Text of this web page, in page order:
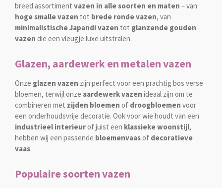
breed assortiment vazen in alle soorten en maten – van
hoge smalle vazen tot brede ronde vazen, van
minimalistische Japandi vazen tot glanzende gouden
vazen die een vleugje luxe uitstralen.
Glazen, aardewerk en metalen vazen
Onze glazen vazen zijn perfect voor een prachtig bos verse
bloemen, terwijl onze aardewerk vazen ideaal zijn om te
combineren met zijden bloemen of droogbloemen voor
een onderhoudsvrije decoratie. Ook voor wie houdt van een
industrieel interieurof juist een klassieke woonstijl,
hebben wij een passende bloemenvaasof decoratieve
vaas.
Populaire soorten vazen